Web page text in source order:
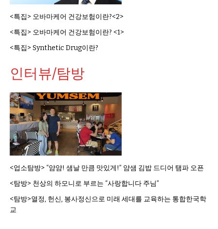
<특집> 오바마케어 건강보험이란?<2>
<특집> 오바마케어 건강보험이란? <1>
<특집> Synthetic Drug이란?
인터뷰/탐방
<업소탐방> “얌얌! 샘날 만큼 맛있게!” 얌샘 김밥 드디어 탬파 오픈
<탐방> 천상의 하모니로 부르는 “사랑합니다 주님”
<탐방>열정, 헌신, 봉사정신으로 미래 세대를 교육하는 통합한국학
교